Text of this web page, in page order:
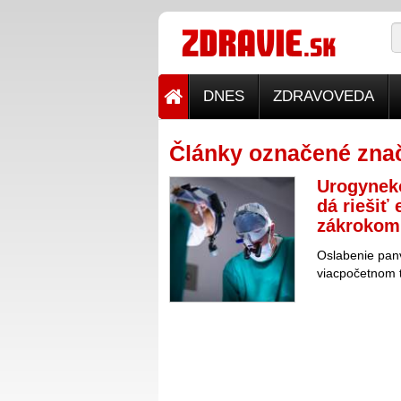
DNES ZDRAVOVEDA
Články označené
dá riešiť
zákrokom
Oslabenie
viacpočetnom